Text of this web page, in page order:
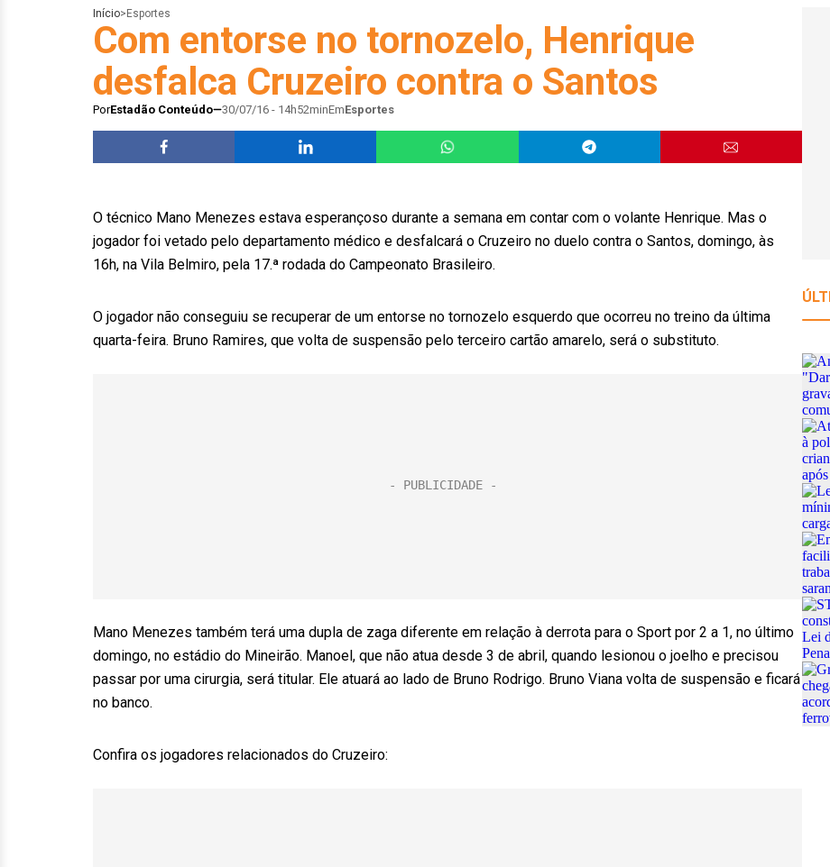
Início> Esportes
Com entorse no tornozelo, Henrique
desfalca Cruzeiro contra o Santos
PorEstadão Conteúdo 30/07/16 - 14h52minEmEsportes
O técnico Mano Menezes estava esperançoso durante a semana em contar com o volante Henrique. Mas o
jogador foi vetado pelo departamento médico e desfalcará o Cruzeiro no duelo contra o Santos, domingo, às
16h, na Vila Belmiro, pela 17.ª rodada do Campeonato Brasileiro.
O jogador não conseguiu se recuperar de um entorse no tornozelo esquerdo que ocorreu no treino da última
quarta-feira. Bruno Ramires, que volta de suspensão pelo terceiro cartão amarelo, será o substituto.
Mano Menezes também terá uma dupla de zaga diferente em relação à derrota para o Sport por 2 a 1, no último
domingo, no estádio do Mineirão. Manoel, que não atua desde 3 de abril, quando lesionou o joelho e precisou
passar por uma cirurgia, será titular. Ele atuará ao lado de Bruno Rodrigo. Bruno Viana volta de suspensão e ficará
no banco.
Confira os jogadores relacionados do Cruzeiro: